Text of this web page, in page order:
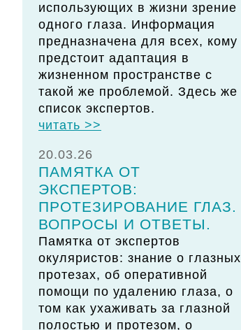
использующих в жизни зрение
одного глаза. Информация
предназначена для всех, кому
предстоит адаптация в
жизненном пространстве с
такой же проблемой. Здесь же
список экспертов.
читать >>
20.03.26
ПАМЯТКА ОТ
ЭКСПЕРТОВ:
ПРОТЕЗИРОВАНИЕ ГЛАЗ.
ВОПРОСЫ И ОТВЕТЫ.
Памятка от экспертов
окуляристов: знание о глазных
протезах, об оперативной
помощи по удалению глаза, о
том как ухаживать за глазной
полостью и протезом, о